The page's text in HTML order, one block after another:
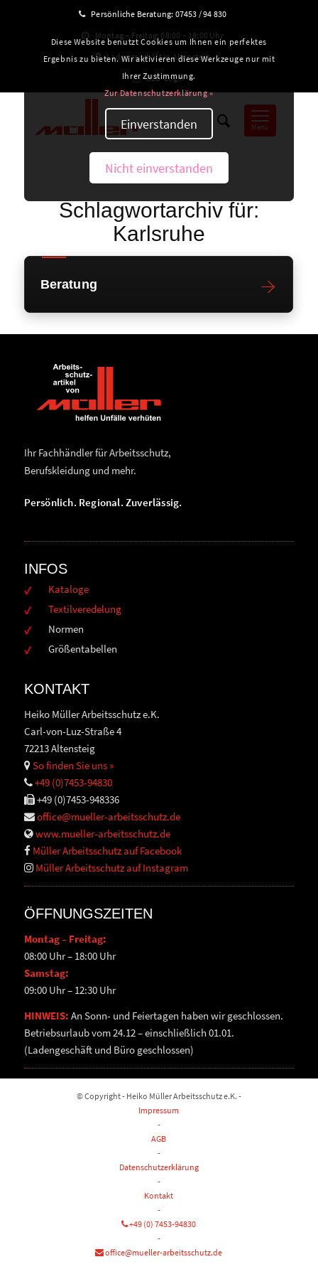
Persönliche Beratung: 07453 / 94 830
Montag – Freitag: 08:00 – 18:00 Uhr
Ladengeschäft in Altensteig
B2B-Login
Menü
Schlagwortarchiv für:
Karlsruhe
Beratung
Ihr Fachhändler für Arbeitsschutz,
Berufskleidung und mehr.
Persönlich. Regional. Zuverlässig.
INFOS
Kataloge
Textilveredelung
Normen
Größentabellen
KONTAKT
Heiko Müller Arbeitsschutz e.K.
Carl-von-Luz-Straße 4
72213 Altensteig
So finden Sie uns »
+49 (0)7453-94830
+49 (0)7453-948336
office@mueller-arbeitsschutz.de
www.mueller-arbeitsschutz.de
Müller Arbeitsschutz auf Facebook
Müller Arbeitsschutz auf Instagram
ÖFFNUNGSZEITEN
Montag – Freitag:
08:00 Uhr – 18:00 Uhr
Samstag:
09:00 Uhr – 12:30 Uhr
HINWEIS: An Sonn- und Feiertagen haben wir geschlossen.
Betriebsurlaub vom 24.12 – einschließlich 01.01.
(Ladengeschäft und Büro geschlossen)
© Copyright - Heiko Müller Arbeitsschutz e.K. -
Impressum
-
AGB
-
Datenschutzerklärung
-
Kontakt
-
+49 (0) 7453-94830
-
office@mueller-arbeitsschutz.de
Diese Website benutzt Cookies um Ihnen ein perfektes
Ergebnis zu bieten. Wir aktivieren diese Werkzeuge nur mit
Ihrer Zustimmung.
Zur Datenschutzerklärung »
Einverstanden
Nicht einverstanden